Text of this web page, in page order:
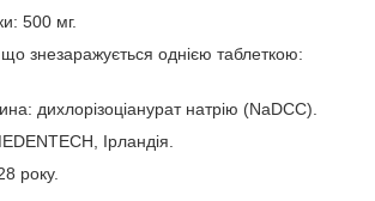
500 мг.
знезаражується однією таблеткою:
дихлорізоціанурат натрію (NaDCC).
Ірландія.
року.